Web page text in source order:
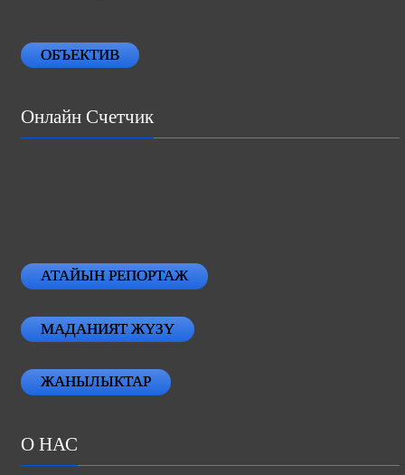
ОБЪЕКТИВ
Онлайн Счетчик
АТАЙЫН РЕПОРТАЖ
МАДАНИЯТ ЖҮЗҮ
ЖАНЫЛЫКТАР
О НАС